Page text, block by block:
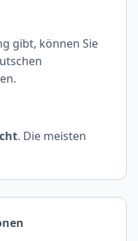
gibt, können Sie
. Die meisten